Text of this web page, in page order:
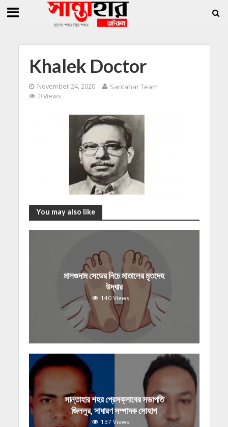
জিললুর, সাধারণ সম্পাদক সোহাগ সান্তাহারে হেরোইনসহ যুবক গ্রেফতার
Khalek Doctor
November 24, 2020 Santahar Team
0 Views
You may also like
মালগুদাম সেডের নিচে মাতালের মৃতদেহ
উদ্ধার
140 Views
সান্তাহার শহর প্রেসক্লাবের সভাপতি
জিললুর, সাধারণ সম্পাদক সোহাগ
137 Views